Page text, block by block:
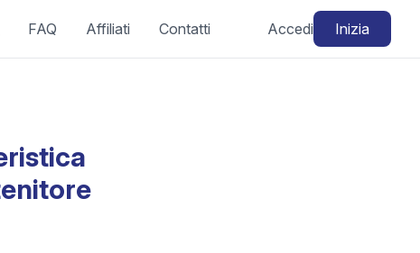
FAQ Affiliati Contatti Accedi Inizia